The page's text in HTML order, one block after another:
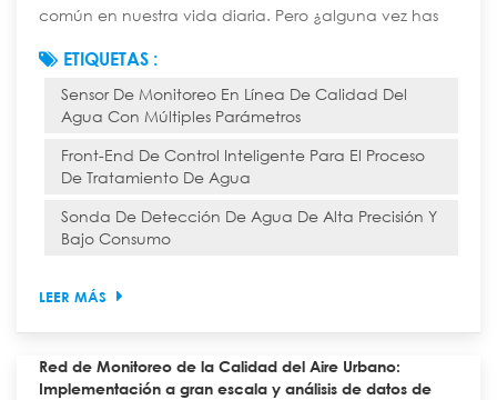
común en nuestra vida diaria. Pero ¿alguna vez has
recorrido un largo, complejo y tecnológicamente
avanzado "viaje inteligente" desde una fuente natural
hasta el grifo de tu casa? En este viaje, diversos
sensores de calidad del agua garantizan la seguridad
de cada gota y cumplen la función de "cen...
ETIQUETAS :
Sensor De Monitoreo En Línea De Calidad Del
Agua Con Múltiples Parámetros
Front-End De Control Inteligente Para El Proceso
De Tratamiento De Agua
Sonda De Detección De Agua De Alta Precisión Y
Bajo Consumo
LEER MÁS
Red de Monitoreo de la Calidad del Aire Urbano:
Implementación a gran escala y análisis de datos de